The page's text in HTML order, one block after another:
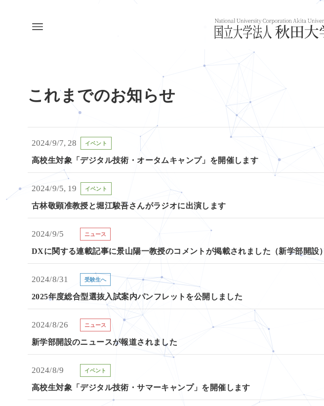
これまでのお知らせ
2024/9/7, 28 イベント
高校生対象「デジタル技術・オータムキャンプ」を開催します
2024/9/5, 19 イベント
古林敬顕准教授と堀江駿吾さんがラジオに出演します
2024/9/5 ニュース
DXに関する連載記事に景山陽一教授のコメントが掲載されました（新学部開設）
2024/8/31 受験生へ
2025年度総合型選抜入試案内パンフレットを公開しました
2024/8/26 ニュース
新学部開設のニュースが報道されました
2024/8/9 イベント
高校生対象「デジタル技術・サマーキャンプ」を開催します